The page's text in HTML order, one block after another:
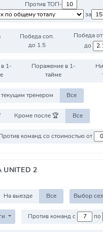
Против ТОП-
за
Победа соп.
до 1.5
Победа от
до
1-
Поражение в 1-
тайме
тренером Все
Кроме после 🏆 Все
Против команд со стоимостью от
UNITED 2
На выезде Все Выбор
Против команд с по